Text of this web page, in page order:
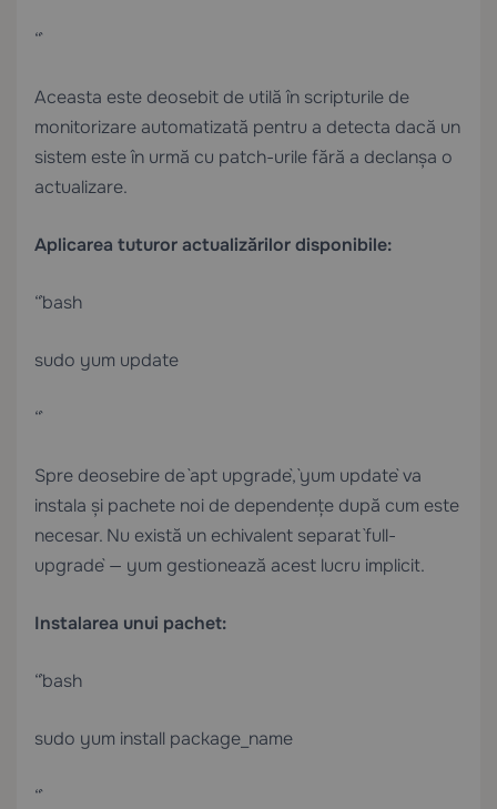
“`
Aceasta este deosebit de utilă în scripturile de
monitorizare automatizată pentru a detecta dacă un
sistem este în urmă cu patch-urile fără a declanșa o
actualizare.
Aplicarea tuturor actualizărilor disponibile:
“`bash
sudo yum update
“`
Spre deosebire de `apt upgrade`, `yum update` va
instala și pachete noi de dependențe după cum este
necesar. Nu există un echivalent separat `full-
upgrade` — yum gestionează acest lucru implicit.
Instalarea unui pachet:
“`bash
sudo yum install package_name
“`